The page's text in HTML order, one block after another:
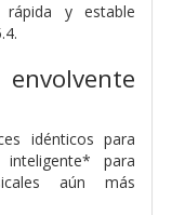
y estable
idénticos para
para
aún más